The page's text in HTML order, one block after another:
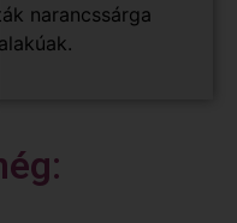
narancssárga